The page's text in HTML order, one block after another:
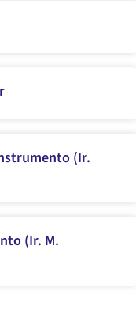
(Ir.
(Ir. M.